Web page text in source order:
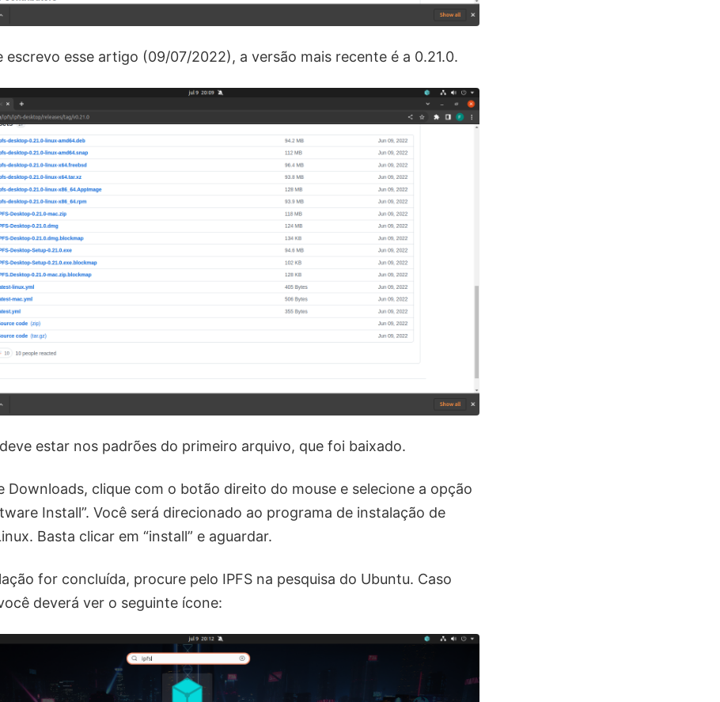
escrevo esse artigo (09/07/2022), a versão mais recente é a 0.21.0.
estar nos padrões do primeiro arquivo, que foi baixado.
Downloads, clique com o botão direito do mouse e selecione a opção
Install”. Você será direcionado ao programa de instalação de
Basta clicar em “install” e aguardar.
for concluída, procure pelo IPFS na pesquisa do Ubuntu. Caso
deverá ver o seguinte ícone: